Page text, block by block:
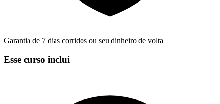
Garantia de 7 dias corridos ou seu dinheiro de volta
Esse curso inclui